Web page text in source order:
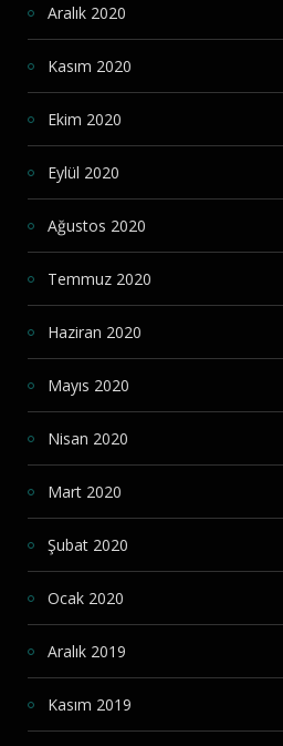
Aralık 2020
Kasım 2020
Ekim 2020
Eylül 2020
Ağustos 2020
Temmuz 2020
Haziran 2020
Mayıs 2020
Nisan 2020
Mart 2020
Şubat 2020
Ocak 2020
Aralık 2019
Kasım 2019